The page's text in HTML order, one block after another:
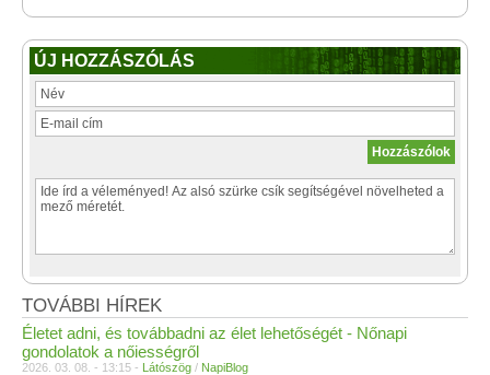
ÚJ HOZZÁSZÓLÁS
TOVÁBBI HÍREK
Életet adni, és továbbadni az élet lehetőségét - Nőnapi
gondolatok a nőiességről
2026. 03. 08. - 13:15 - Látószög / NapiBlog